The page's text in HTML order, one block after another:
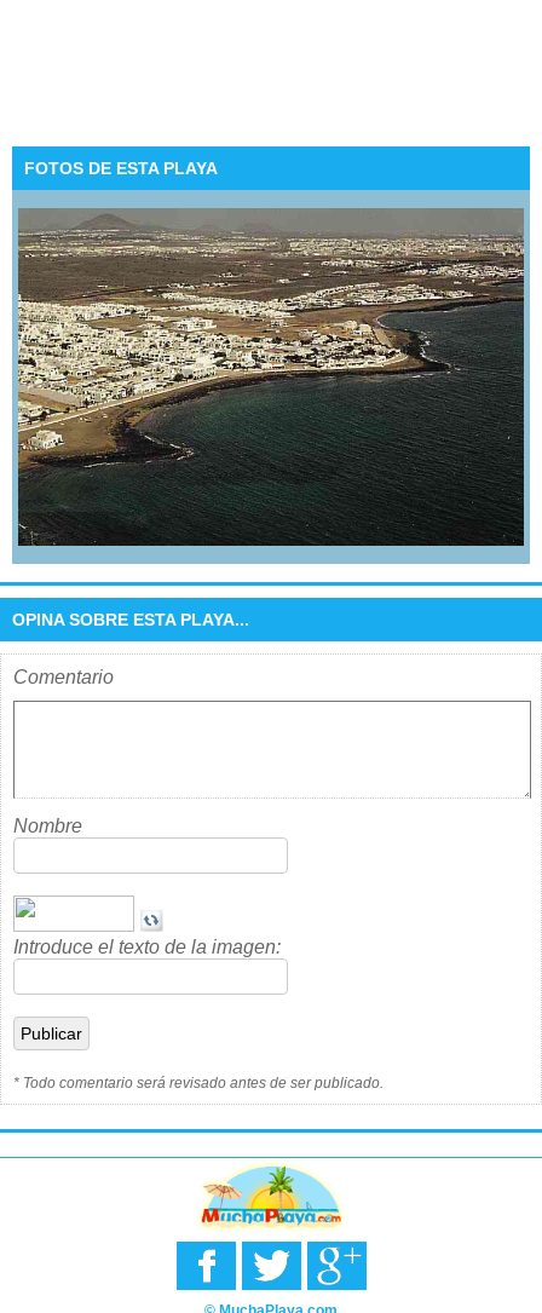
FOTOS DE ESTA PLAYA
OPINA SOBRE ESTA PLAYA...
Comentario
Nombre
Introduce el texto de la imagen:
* Todo comentario será revisado antes de ser publicado.